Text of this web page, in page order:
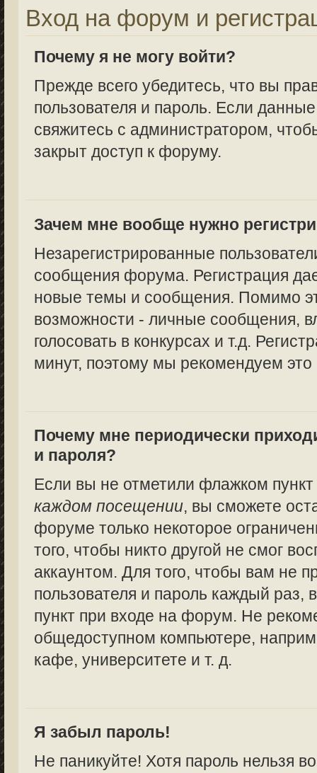
Вход на форум и
Почему я не могу войти?
Прежде всего убедитесь, что вы
пользователя и пароль. Если
свяжитесь с администратором,
закрыт доступ к форуму.
Зачем мне вообще нужно
Незарегистрированные
сообщения форума. Регистрация
новые темы и сообщения. Помимо
возможности - личные сообщения,
голосовать в конкурсах и т.д.
минут, поэтому мы рекомендуем это
Почему мне периодически
и пароля?
Если вы не отметили флажком
каждом посещении, вы сможете
форуме только некоторое
того, чтобы никто другой не смог
аккаунтом. Для того, чтобы вам не
пользователя и пароль каждый
пункт при входе на форум. Не
общедоступном компьютере,
кафе, университете и т. д.
Я забыл пароль!
Не паникуйте! Хотя пароль нельзя